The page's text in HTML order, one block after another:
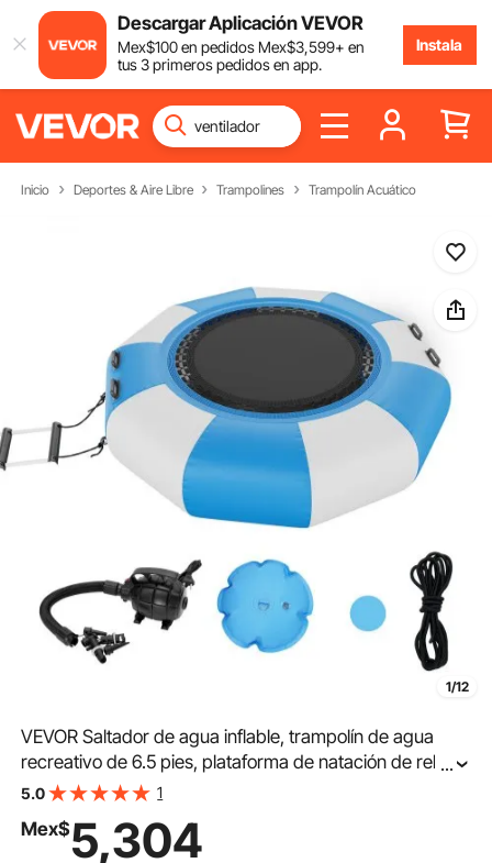
Descargar Aplicación VEVOR
Mex$100en pedidos Mex$3,599+ en
tus 3 primeros pedidos en app.
Instala
Inicio Deportes & Aire Libre Trampolines Trampolín Acuático
1/12
VEVOR Saltador de agua inflable, trampolín de agua
recreativo de 6.5 pies, plataforma de natación de rebote
portátil con escalera de 3 escalones y bomba de aire
piscina, lago, deportes acuáticos
...
5.0 1
Mex$5,304